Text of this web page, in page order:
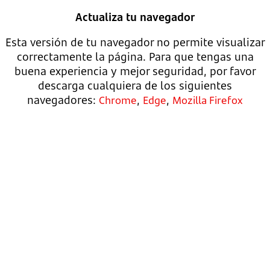
Actualiza tu navegador
Esta versión de tu navegador no permite visualizar
correctamente la página. Para que tengas una
buena experiencia y mejor seguridad, por favor
descarga cualquiera de los siguientes
navegadores: Chrome, Edge, Mozilla Firefox